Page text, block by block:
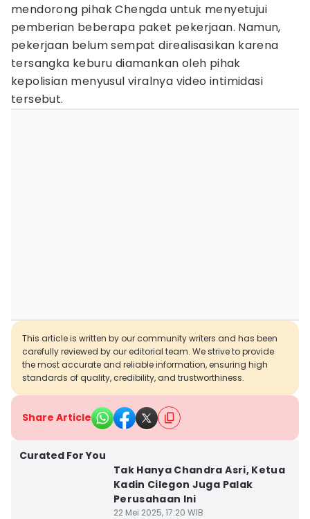
mendorong pihak Chengda untuk menyetujui
pemberian beberapa paket pekerjaan. Namun,
pekerjaan belum sempat direalisasikan karena
tersangka keburu diamankan oleh pihak
kepolisian menyusul viralnya video intimidasi
tersebut.
This article is written by our community writers and has been
carefully reviewed by our editorial team. We strive to provide
the most accurate and reliable information, ensuring high
standards of quality, credibility, and trustworthiness.
Share Article
Curated For You
Tak Hanya Chandra Asri, Ketua
Kadin Cilegon Juga Palak
Perusahaan Ini
22 Mei 2025, 17:20 WIB